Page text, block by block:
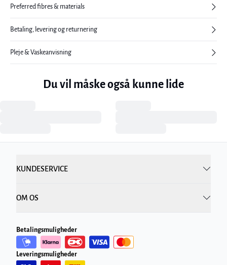
Preferred fibres & materials
Betaling, levering og returnering
Pleje & Vaskeanvisning
Du vil måske også kunne lide
KUNDESERVICE
OM OS
Betalingsmuligheder
Leveringsmuligheder